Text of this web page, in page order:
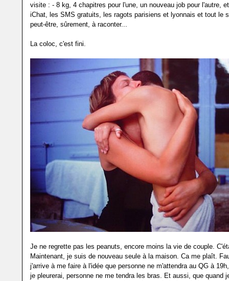
visite : - 8 kg, 4 chapitres pour l'une, un nouveau job pour l'autre,
iChat, les SMS gratuits, les ragots parisiens et lyonnais et tout le
peut-être, sûrement, à raconter...
La coloc, c'est fini.
Je ne regrette pas les peanuts, encore moins la vie de couple.
Maintenant, je suis de nouveau seule à la maison. Ca me plaît.
j'arrive à me faire à l'idée que personne ne m'attendra au QG à
je pleurerai, personne ne me tendra les bras. Et aussi, que quand